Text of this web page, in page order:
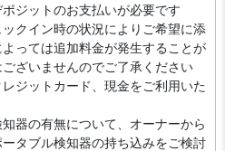
ジットのお支払いが必要です
クイン時の状況によりご希望に添
っては追加料金が発生することが
ざいませんのでご了承ください
ジットカード、現金をご利用いた
器の有無について、オーナーから
タブル検知器の持ち込みをご検討